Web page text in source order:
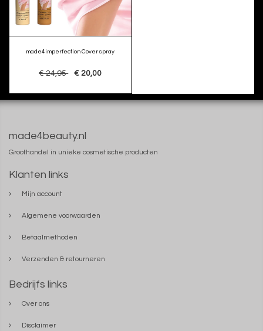
made4imperfection Cover spray
€ 24,95 € 20,00
made4beauty.nl
Groothandel in unieke cosmetische producten
Klanten links
Mijn account
Algemene voorwaarden
Betaalmethoden
Verzenden & retourneren
Bedrijfs links
Over ons
Disclaimer